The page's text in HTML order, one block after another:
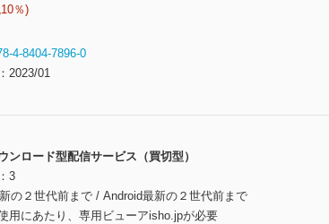
％)
4-8404-7896-0
2023/01
ンロード型配信サービス（買切型）
3
の２世代前まで / Android最新の２世代前まで
用にあたり、専用ビューアisho.jpが必要